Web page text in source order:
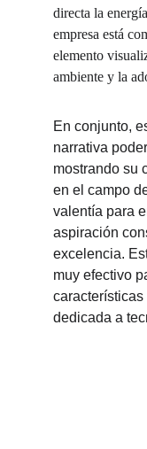
directa la
empresa está
elemento
ambiente y la
En conjunto,
narrativa
mostrando su
en el campo
valentía para
aspiración
excelencia.
muy efectivo
dedicada a